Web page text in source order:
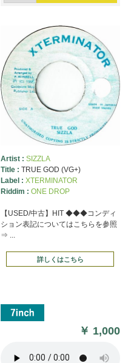
Artist : SIZZLA
Title : TRUE GOD (VG+)
Label : XTERMINATOR
Riddim : ONE DROP
【USED/中古】HIT ◆◆◆コンディ
ション表記についてはこちらを参照
⇒ ...
詳しくはこちら
￥ 1,000